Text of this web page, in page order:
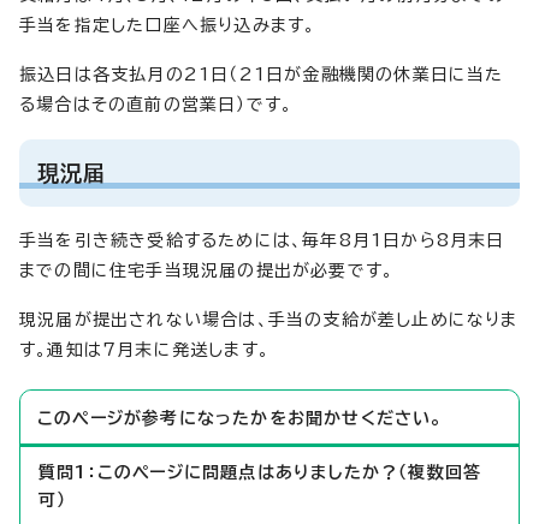
手当を指定した口座へ振り込みます。
振込日は各支払月の21日（21日が金融機関の休業日に当た
る場合はその直前の営業日）です。
現況届
手当を引き続き受給するためには、毎年8月1日から8月末日
までの間に住宅手当現況届の提出が必要です。
現況届が提出されない場合は、手当の支給が差し止めになりま
す。通知は7月末に発送します。
このページが参考になったかをお聞かせください。
質問1：このページに問題点はありましたか？（複数回答
可）